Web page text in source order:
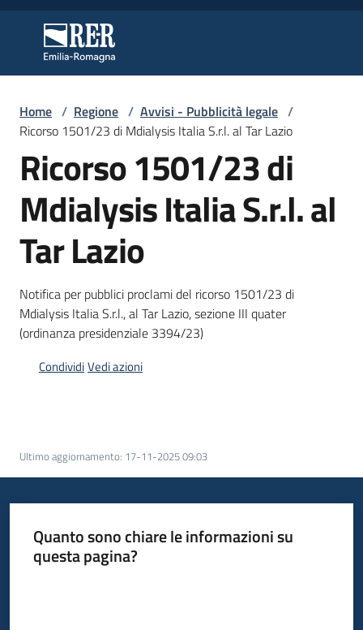
Regione Emilia-Romagna
Regione Emilia-Romagna
Regione
Servizi
Leggi
Atti
Bandi
Campagne
comunicazione
Home / Regione / Avvisi - Pubblicità legale /
Ricorso 1501/23 di Mdialysis Italia S.r.l. al Tar Lazio
Ricorso 1501/23 di
Mdialysis Italia S.r.l. al
Tar Lazio
Notifica per pubblici proclami del ricorso 1501/23 di
Mdialysis Italia S.r.l., al Tar Lazio, sezione III quater
(ordinanza presidenziale 3394/23)
CondividiVedi azioni
Ultimo aggiornamento: 17-11-2025 09:03
Quanto sono chiare le informazioni su
questa pagina?